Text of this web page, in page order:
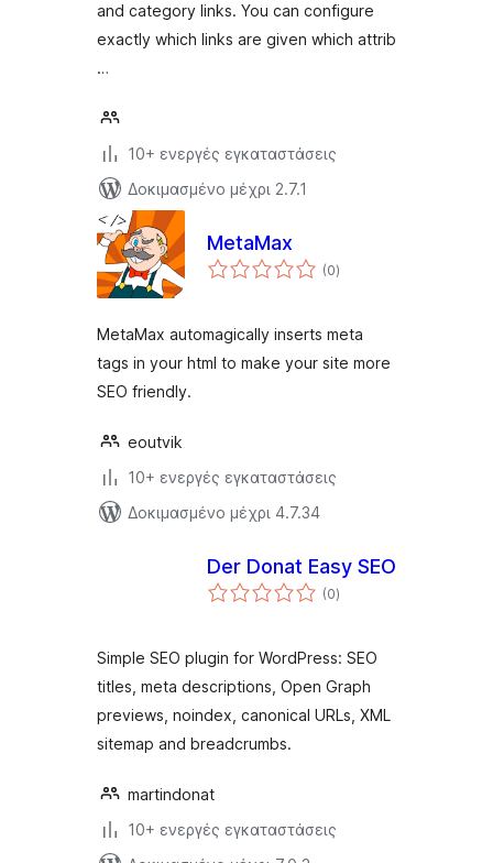
and category links. You can configure
exactly which links are given which attrib
…
10+ ενεργές εγκαταστάσεις
Δοκιμασμένο μέχρι 2.7.1
MetaMax
(0αξιολογήσεις
σύνολο
)
MetaMax automagically inserts meta
tags in your html to make your site more
SEO friendly.
eoutvik
10+ ενεργές εγκαταστάσεις
Δοκιμασμένο μέχρι 4.7.34
Der Donat Easy SEO
(0αξιολογήσεις
σύνολο
)
Simple SEO plugin for WordPress: SEO
titles, meta descriptions, Open Graph
previews, noindex, canonical URLs, XML
sitemap and breadcrumbs.
martindonat
10+ ενεργές εγκαταστάσεις